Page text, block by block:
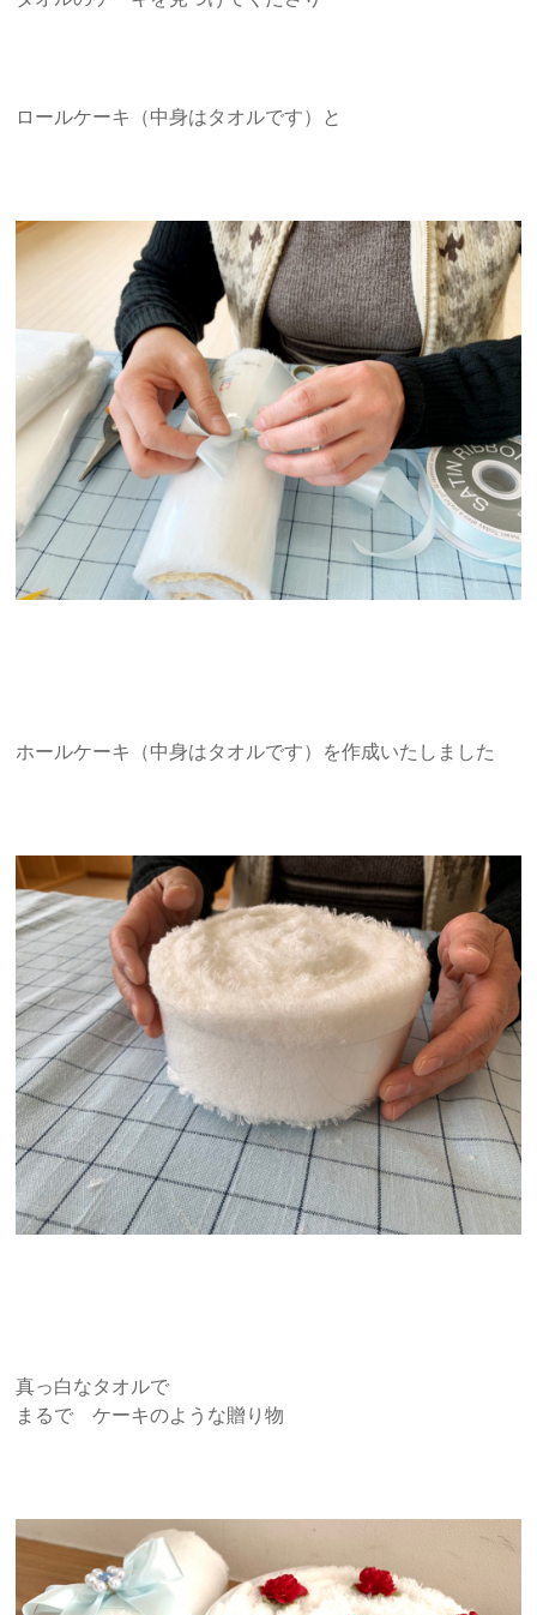
ロールケーキ（中身はタオルです）と
ホールケーキ（中身はタオルです）を作成いたしました
真っ白なタオルで
まるで ケーキのような贈り物